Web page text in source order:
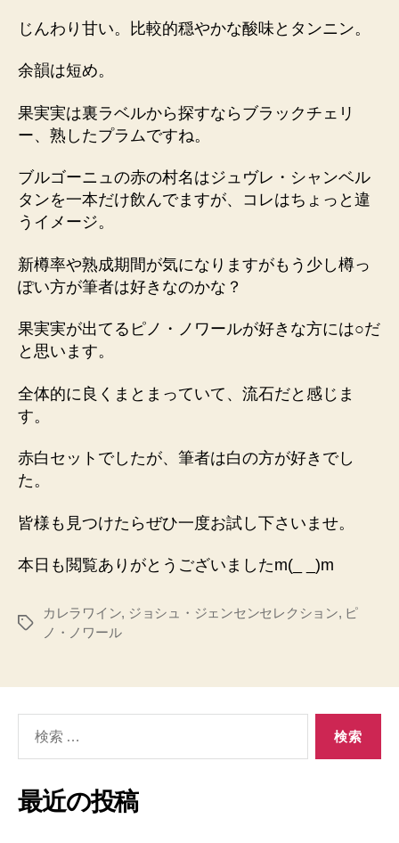
じんわり甘い。比較的穏やかな酸味とタンニン。
余韻は短め。
果実実は裏ラベルから探すならブラックチェリ
ー、熟したプラムですね。
ブルゴーニュの赤の村名はジュヴレ・シャンベル
タンを一本だけ飲んでますが、コレはちょっと違
うイメージ。
新樽率や熟成期間が気になりますがもう少し樽っ
ぽい方が筆者は好きなのかな？
果実実が出てるピノ・ノワールが好きな方には○だ
と思います。
全体的に良くまとまっていて、流石だと感じま
す。
赤白セットでしたが、筆者は白の方が好きでし
た。
皆様も見つけたらぜひ一度お試し下さいませ。
本日も閲覧ありがとうございましたm(_ _)m
タ
カレラワイン, ジョシュ・ジェンセンセレクション, ピ
ノ・ノワール
象:
最近の投稿